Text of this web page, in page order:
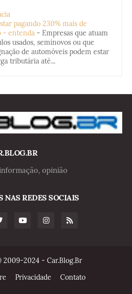
pagando 230% mais de
- entenda - Empresas que atuam
usados, seminovos ou que
de automóveis podem estar
tributária até...
opinião
NAS REDES SOCIAIS
2009-2024 - Car.Blog.Br
Privacidade Contato